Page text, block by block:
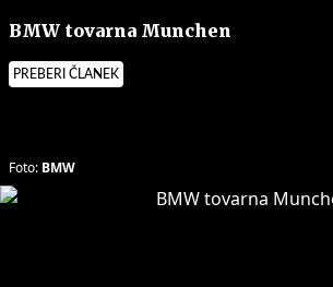
BMW tovarna Munchen
PREBERI ČLANEK
Foto: BMW